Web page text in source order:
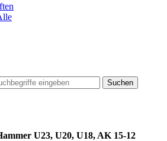
Suchen
U23, U20, U18, AK 15-12